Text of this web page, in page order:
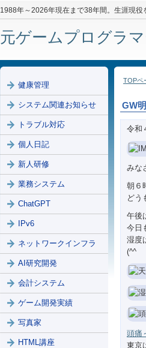
1988年～2026年現在まで38年間。生涯現役
元ゲームプログラ
TOPペ
GW
令和
みな
朝６
どう
午後
今日
湿度
(^^ゞ
頭痛
東京
健康管理
システム関連お知らせ
トラブル対応
個人日記
新人研修
業務システム
ChatGPT
IPv6
ネットワークインフラ
AI研究開発
会計システム
ゲーム開発実績
写真家
HTML講座